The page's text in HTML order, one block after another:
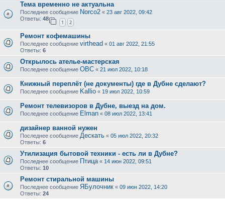
Тема временно не актуальна
Последнее сообщение Norco2 « 23 авг 2022, 09:42
Ответы: 48
1 2
Ремонт кофемашины
Последнее сообщение virthead « 01 авг 2022, 21:55
Ответы: 6
Открылось ателье-мастерская
Последнее сообщение ОВС « 21 июл 2022, 10:18
Книжный переплёт (не документы) где в Дубне сделают?
Последнее сообщение Kallio « 19 июл 2022, 10:59
Ремонт телевизоров в Дубне, выезд на дом.
Последнее сообщение Elman « 08 июл 2022, 13:41
дизайнер ванной нужен
Последнее сообщение Дескать « 05 июл 2022, 20:32
Ответы: 6
Утилизация бытовой техники - есть ли в Дубне?
Последнее сообщение Птица « 14 июн 2022, 09:51
Ответы: 10
Ремонт стиральной машины
Последнее сообщение ЯБулочник « 09 июн 2022, 14:20
Ответы: 24